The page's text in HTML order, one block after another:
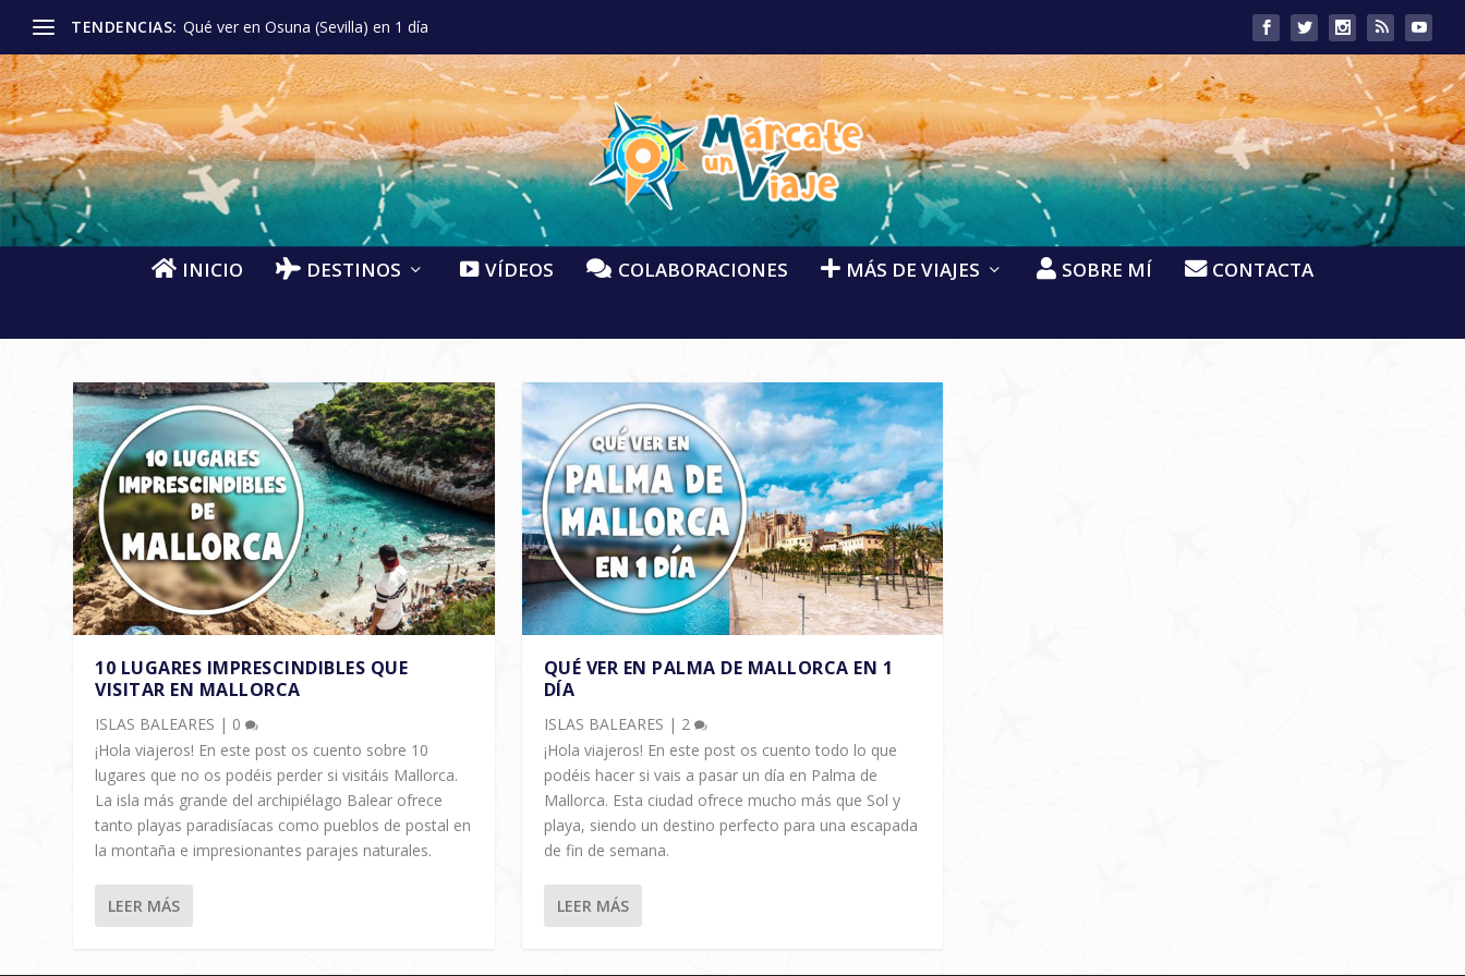
TENDENCIAS: Qué ver en Osuna (Sevilla) en 1 día
INICIO DESTINOS VÍDEOS COLABORACIONES MÁS DE VIAJES SOBRE MÍ CONTACTA
10 LUGARES IMPRESCINDIBLES QUE
VISITAR EN MALLORCA
ISLAS BALEARES | 0
¡Hola viajeros! En este post os cuento sobre 10
lugares que no os podéis perder si visitáis Mallorca.
La isla más grande del archipiélago Balear ofrece
tanto playas paradisíacas como pueblos de postal en
la montaña e impresionantes parajes naturales.
LEER MÁS
QUÉ VER EN PALMA DE MALLORCA EN 1
DÍA
ISLAS BALEARES | 2
¡Hola viajeros! En este post os cuento todo lo que
podéis hacer si vais a pasar un día en Palma de
Mallorca. Esta ciudad ofrece mucho más que Sol y
playa, siendo un destino perfecto para una escapada
de fin de semana.
LEER MÁS